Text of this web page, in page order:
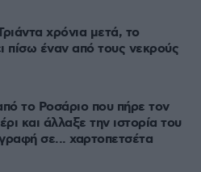
χρόνια μετά, το
πίσω έναν από τους νεκρούς
το Ροσάριο που πήρε τον
και άλλαξε την ιστορία του
σε... χαρτοπετσέτα